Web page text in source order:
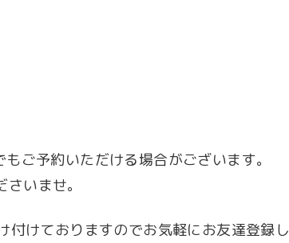
ご予約いただける場合がございます。
いませ。
けておりますのでお気軽にお友達登録し